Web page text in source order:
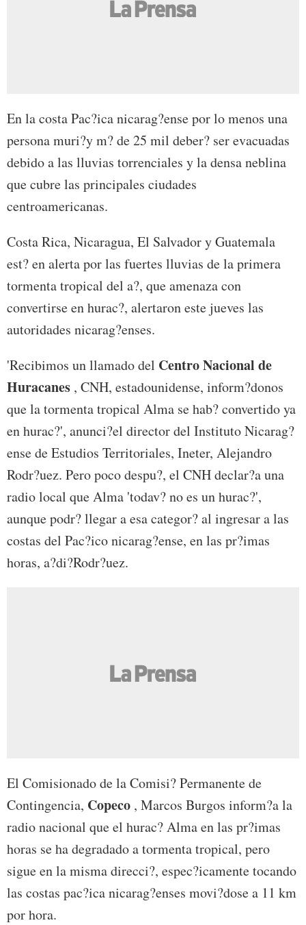
En la costa Pac?ica nicarag?ense por lo menos una
persona muri?y m? de 25 mil deber? ser evacuadas
debido a las lluvias torrenciales y la densa neblina
que cubre las principales ciudades
centroamericanas.
Costa Rica, Nicaragua, El Salvador y Guatemala
est? en alerta por las fuertes lluvias de la primera
tormenta tropical del a?, que amenaza con
convertirse en hurac?, alertaron este jueves las
autoridades nicarag?enses.
'Recibimos un llamado del Centro Nacional de
Huracanes , CNH, estadounidense, inform?donos
que la tormenta tropical Alma se hab? convertido ya
en hurac?', anunci?el director del Instituto Nicarag?
ense de Estudios Territoriales, Ineter, Alejandro
Rodr?uez. Pero poco despu?, el CNH declar?a una
radio local que Alma 'todav? no es un hurac?',
aunque podr? llegar a esa categor? al ingresar a las
costas del Pac?ico nicarag?ense, en las pr?imas
horas, a?di?Rodr?uez.
El Comisionado de la Comisi? Permanente de
Contingencia, Copeco , Marcos Burgos inform?a la
radio nacional que el hurac? Alma en las pr?imas
horas se ha degradado a tormenta tropical, pero
sigue en la misma direcci?, espec?icamente tocando
las costas pac?ica nicarag?enses movi?dose a 11 km
por hora.